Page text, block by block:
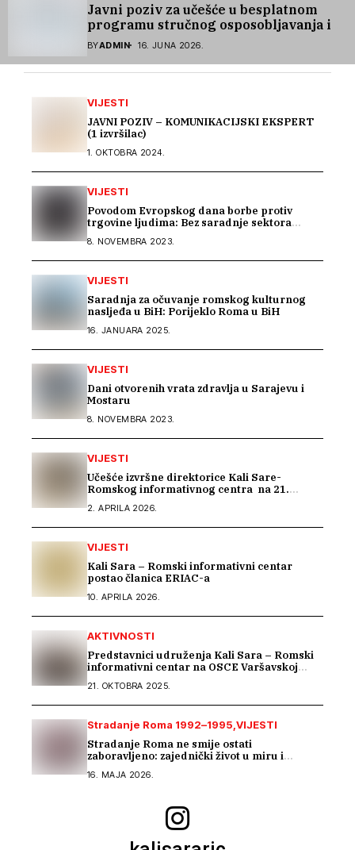
Javni poziv za učešće u besplatnom
programu stručnog osposobljavanja i
podrške pri zapošljavanju
BYADMIN 16. JUNA 2026.
VIJESTI
JAVNI POZIV – KOMUNIKACIJSKI EKSPERT
(1 izvršilac)
1. OKTOBRA 2024.
VIJESTI
Povodom Evropskog dana borbe protiv
trgovine ljudima: Bez saradnje sektora
8. NOVEMBRA 2023.
VIJESTI
Saradnja za očuvanje romskog kulturnog
nasljeđa u BiH: Porijeklo Roma u BiH
16. JANUARA 2025.
VIJESTI
Dani otvorenih vrata zdravlja u Sarajevu i
Mostaru
8. NOVEMBRA 2023.
VIJESTI
Učešće izvršne direktorice Kali Sare-
Romskog informativnog centra na 21.
OCD
2. APRILA 2026.
VIJESTI
Kali Sara – Romski informativni centar
postao članica ERIAC-a
10. APRILA 2026.
AKTIVNOSTI
Predstavnici udruženja Kali Sara – Romski
informativni centar na OSCE Varšavskoj
Roma na području Podrinja u periodu 1992–
1995. godine
21. OKTOBRA 2025.
Stradanje Roma 1992–1995 VIJESTI
Stradanje Roma ne smije ostati
zaboravljeno: zajednički život u miru i
16. MAJA 2026.